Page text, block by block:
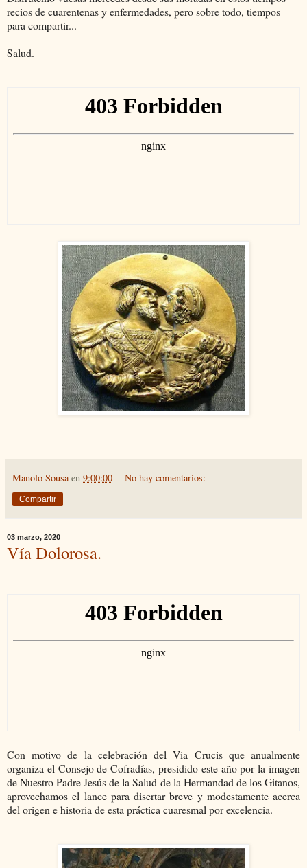
recios de cuarentenas y enfermedades, pero sobre todo, tiempos
para compartir...
Salud.
Manolo Sousa en 9:00:00 No hay comentarios:
Compartir
03 marzo, 2020
Vía Dolorosa.
Con motivo de la celebración del Via Crucis que anualmente
organiza el Consejo de Cofradías, presidido este año por la imagen
de Nuestro Padre Jesús de la Salud de la Hermandad de los Gitanos,
aprovechamos el lance para disertar breve y modestamente acerca
del origen e historia de esta práctica cuaresmal por excelencia.